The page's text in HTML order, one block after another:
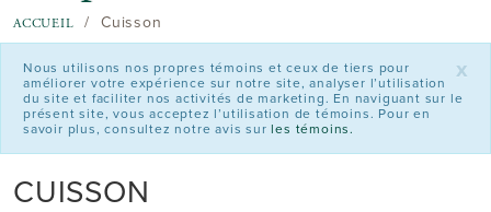
ACCUEIL Cuisson
x
Nous utilisons nos propres témoins et ceux de tiers pour
améliorer votre expérience sur notre site, analyser l’utilisation
du site et faciliter nos activités de marketing. En naviguant sur le
présent site, vous acceptez l’utilisation de témoins. Pour en
savoir plus, consultez notre avis sur les témoins.
CUISSON